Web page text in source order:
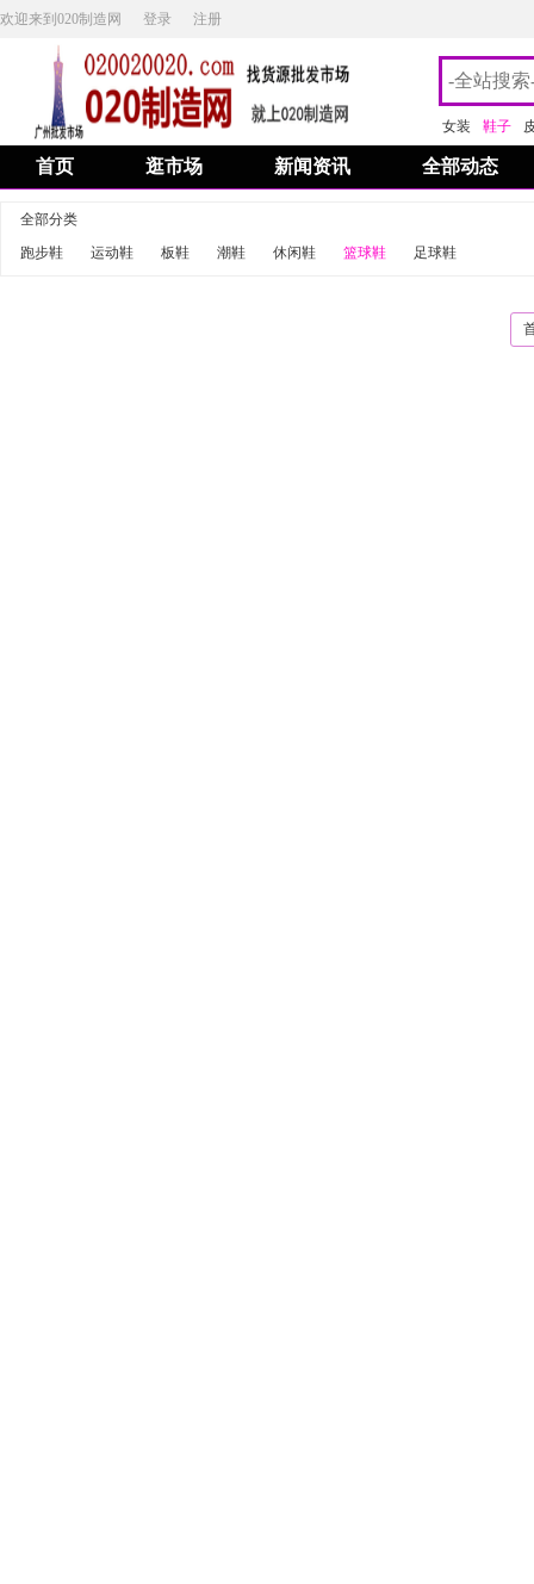
欢迎来到020制造网 登录 注册
女装 鞋子
首页 逛市场 新闻资讯 全部动态
全部分类
跑步鞋
运动鞋 板鞋 潮鞋 休闲鞋 篮球鞋 足球鞋